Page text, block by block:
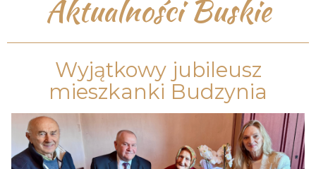
Aktualności Buskie
Wyjątkowy jubileusz
mieszkanki Budzynia